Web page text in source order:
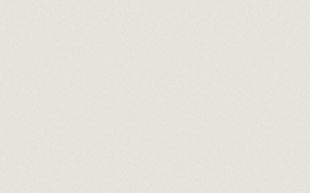
compromís de Grup El Pòsit contra el
emportar-se sense cost addicional els aliments
que no hagi consumit a l'establiment.
La composició dels nostres plats pot patir
modificacions, pel que aquesta informació està en
Sol·licita als restaurants el document informatiu